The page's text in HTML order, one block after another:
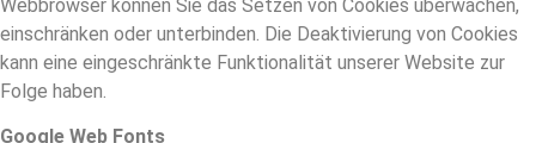
Webbrowser können Sie das Setzen von Cookies überwachen,
einschränken oder unterbinden. Die Deaktivierung von Cookies
kann eine eingeschränkte Funktionalität unserer Website zur
Folge haben.
Google Web Fonts